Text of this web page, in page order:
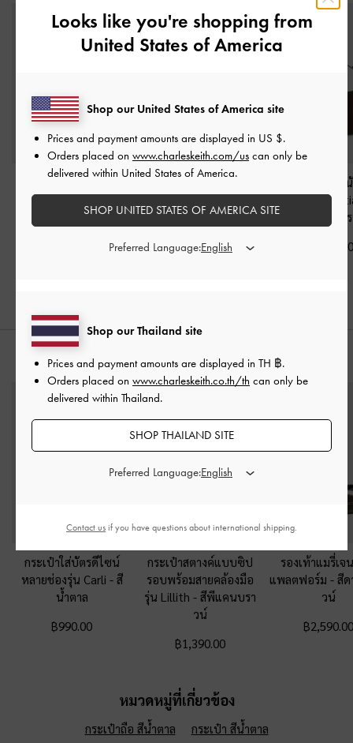
กลับพร้อมช่องด้านข้าง
สีเอสเพรสโซ
สีดิสเทรสด์คอฟฟี่
฿3,390.00
กระเป๋าโฮโบห
ประดับพู่รุ่น
เอสเพรสโซบ
฿2,790.00
สไตล์ลุคด้วย
กระเป๋าใส่บัตรดีไซน์
หลายช่องรุ่น Carli - สี
น้ำตาล
฿990.00
กระเป๋าสตางค์แบบซิป
รอบพร้อมสายคล้องมือ
รุ่น Lillith-สีพีแคนบรา
วน์
฿1,390.00
รองเท้าแมรี่เจ
แพลตฟอร์ม - สีด
วน์
฿2,590.00
หมวดหมู่ที่เกี่ยวข้อง
กระเป๋าถือ สีน้ำตาล
กระเป๋า สีน้ำตาล
Looks like you're shopping from
United States of America
Shop our Thailand site
Prices and payment amounts are displayed in TH ฿.
Orders placed on www.charleskeith.co.th/th can only be
delivered within Thailand.
SHOP THAILAND SITE
Preferred Language:
Shop our United States of America site
Prices and payment amounts are displayed in US $.
Orders placed on www.charleskeith.com/us can only be
delivered within United States of America.
SHOP UNITED STATES OF AMERICA SITE
Preferred Language:
Contact us if you have questions about international shipping.